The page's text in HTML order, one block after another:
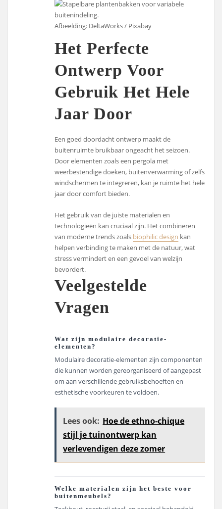
Afbeelding: DeltaWorks / Pixabay
Het Perfecte
Ontwerp Voor
Gebruik Het Hele
Jaar Door
Een goed doordacht ontwerp maakt de
buitenruimte bruikbaar ongeacht het seizoen.
Door elementen zoals een pergola met
weerbestendige doeken, buitenverwarming of zelfs
windschermen te integreren, kan je ruimte het hele
jaar door comfort bieden.
Het gebruik van de juiste materialen en
technologieën kan cruciaal zijn. Het combineren
van moderne trends zoals biophilic design kan
helpen verbinding te maken met de natuur, wat
stress vermindert en een gevoel van welzijn
bevordert.
Veelgestelde
Vragen
Wat zijn modulaire decoratie-
elementen?
Modulaire decoratie-elementen zijn componenten
die kunnen worden gereorganiseerd of aangepast
om aan verschillende gebruiksbehoeften en
esthetische voorkeuren te voldoen.
Lees ook: Hoe de ethno-chique
stijl je tuinontwerp kan
verlevendigen deze zomer
Welke materialen zijn het beste voor
buitenmeubels?